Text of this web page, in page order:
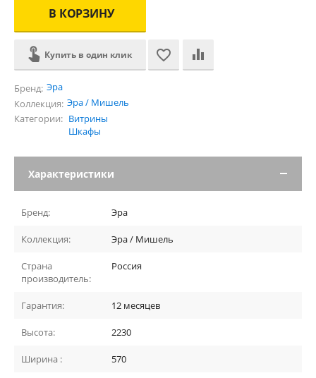
В КОРЗИНУ
Купить в один клик
Бренд: Эра
Коллекция: Эра / Мишель
Категории: Витрины
Шкафы
Характеристики
Бренд: Эра
Коллекция: Эра / Мишель
Страна
производитель:
Россия
Гарантия: 12 месяцев
Высота: 2230
Ширина : 570